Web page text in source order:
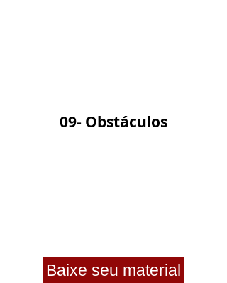
09- Obstáculos
Baixe seu material